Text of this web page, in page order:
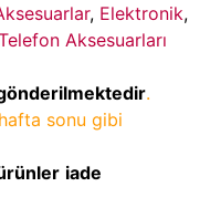
, Elektronik,
Aksesuarları
.
hafta sonu gibi
iade